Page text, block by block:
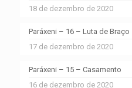
18 de dezembro de 2020
Paráxeni – 16 – Luta de Braço
17 de dezembro de 2020
Paráxeni – 15 – Casamento
16 de dezembro de 2020